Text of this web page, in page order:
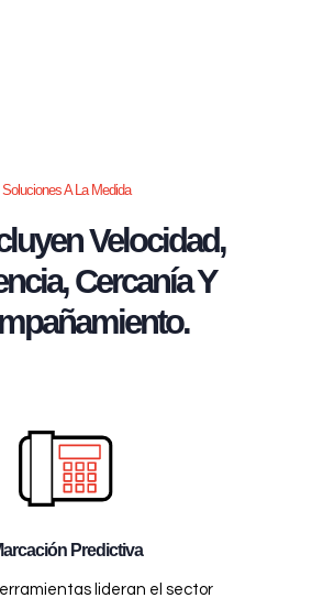
Soluciones A La Medida
Velocidad,
Cercanía Y
Predictiva
lideran el sector